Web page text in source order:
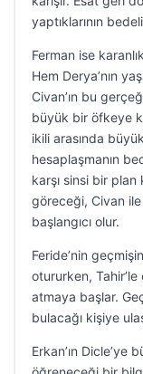
yaptıklarının
Ferman ise
Hem Derya’nın
Civan’ın bu
büyük bir öfkeye
ikili arasında
hesaplaşmanın
karşı sinsi bir
göreceği, Civan ile
başlangıcı olur.
Feride’nin
otururken, Tahir’le
atmaya başlar.
bulacağı kişiye
Erkan’ın Dicle’ye